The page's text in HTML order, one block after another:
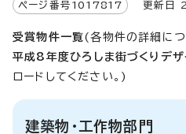
ページ番号 1017817 更新日
受賞物件一覧(各物件の詳細に
平成8年度ひろしま街づくりデ
ロードしてください。)
建築物・工作物部門